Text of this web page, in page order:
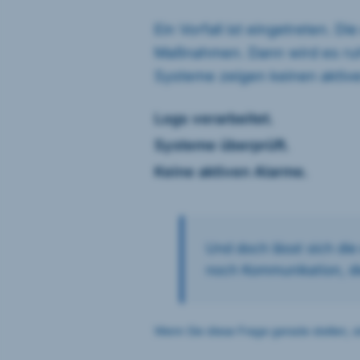
Ein Vorfall ist eingetreten.
Maßnahmen. Dann wird es
Systeme zeigen keinen
Logs verarbeitet.
Systeme überprüft.
Keine aktiven Alarme.
Und doch lässt sich
noch Kommunikation,
Wenn Sie diese Frage gerade stellen,